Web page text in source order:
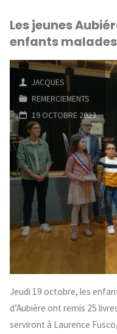
Les jeunes
enfants malades
JACQUES
REMERCIEMENTS
19 OCTOBRE 2023
Jeudi 19 octobre, les
d’Aubière ont remis 25
serviront à Laurence